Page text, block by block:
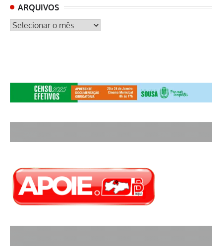
ARQUIVOS
ARQUIVOS